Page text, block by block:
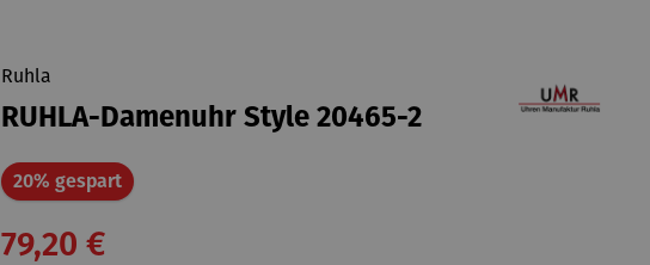
Ruhla
RUHLA-Damenuhr Style 20465-2
20% gespartRabatt
79,20 €